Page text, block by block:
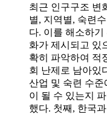
최근 인구구조 변
별, 지역별, 숙련
다. 이를 해소하
화가 제시되고 있
확히 파악하여 적
회 난제로 남아있
산업 및 숙련 수
이 될 수 있는지
했다. 첫째, 한국